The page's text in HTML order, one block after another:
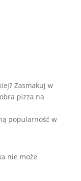
Zasmakuj w
pizza na
popularność w
nie może